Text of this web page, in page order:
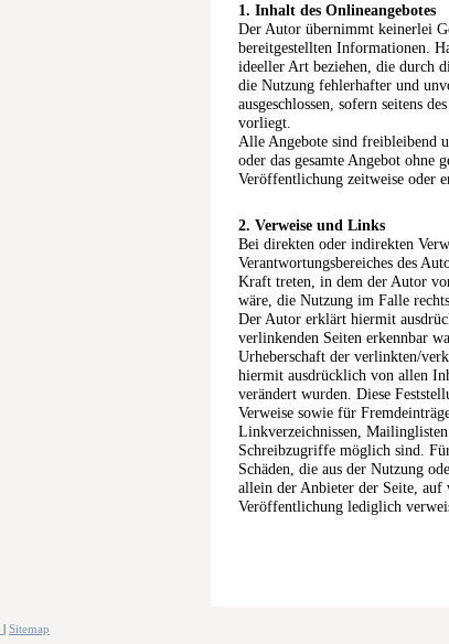
1. Inhalt des Onlineangebotes
Der Autor übernimmt keinerlei
bereitgestellten Informationen.
ideeller Art beziehen, die durch
die Nutzung fehlerhafter und
ausgeschlossen, sofern seitens
vorliegt.
Alle Angebote sind freibleibend
oder das gesamte Angebot ohne
Veröffentlichung zeitweise oder
2. Verweise und Links
Bei direkten oder indirekten
Verantwortungsbereiches des
Kraft treten, in dem der Autor
wäre, die Nutzung im Falle
Der Autor erklärt hiermit
verlinkenden Seiten erkennbar
Urheberschaft der verlinkten/
hiermit ausdrücklich von allen
verändert wurden. Diese
Verweise sowie für
Linkverzeichnissen,
Schreibzugriffe möglich sind.
Schäden, die aus der Nutzung
allein der Anbieter der Seite,
Veröffentlichung lediglich
| Sitemap